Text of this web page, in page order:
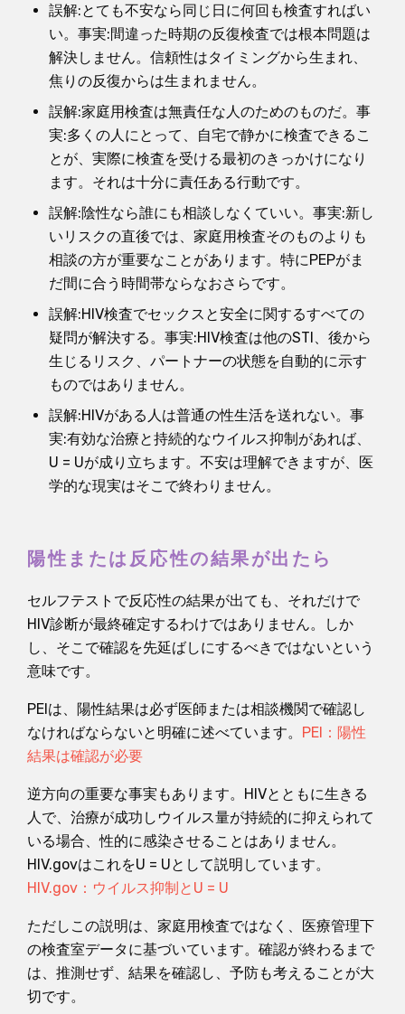
誤解:とても不安なら同じ日に何回も検査すればい
い。事実:間違った時期の反復検査では根本問題は
解決しません。信頼性はタイミングから生まれ、
焦りの反復からは生まれません。
誤解:家庭用検査は無責任な人のためのものだ。事
実:多くの人にとって、自宅で静かに検査できるこ
とが、実際に検査を受ける最初のきっかけになり
ます。それは十分に責任ある行動です。
誤解:陰性なら誰にも相談しなくていい。事実:新し
いリスクの直後では、家庭用検査そのものよりも
相談の方が重要なことがあります。特にPEPがま
だ間に合う時間帯ならなおさらです。
誤解:HIV検査でセックスと安全に関するすべての
疑問が解決する。事実:HIV検査は他のSTI、後から
生じるリスク、パートナーの状態を自動的に示す
ものではありません。
誤解:HIVがある人は普通の性生活を送れない。事
実:有効な治療と持続的なウイルス抑制があれば、
U = Uが成り立ちます。不安は理解できますが、医
学的な現実はそこで終わりません。
陽性または反応性の結果が出たら
セルフテストで反応性の結果が出ても、それだけで
HIV診断が最終確定するわけではありません。しか
し、そこで確認を先延ばしにするべきではないという
意味です。
PEIは、陽性結果は必ず医師または相談機関で確認し
なければならないと明確に述べています。 PEI：陽性
結果は確認が必要
逆方向の重要な事実もあります。HIVとともに生きる
人で、治療が成功しウイルス量が持続的に抑えられて
いる場合、性的に感染させることはありません。
HIV.govはこれをU = Uとして説明しています。
HIV.gov：ウイルス抑制とU = U
ただしこの説明は、家庭用検査ではなく、医療管理下
の検査室データに基づいています。確認が終わるまで
は、推測せず、結果を確認し、予防も考えることが大
切です。